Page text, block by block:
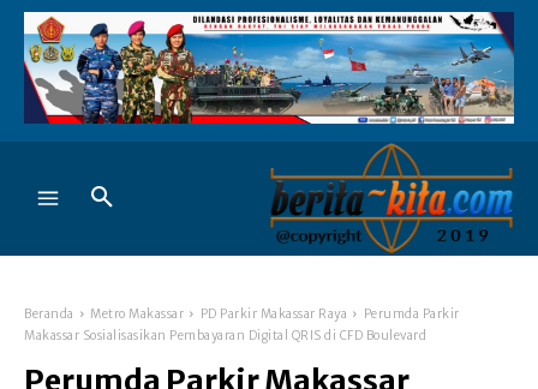
Beranda Metro Makassar PD Parkir Makassar Raya
Perumda Parkir
Makassar Sosialisasikan Pembayaran Digital QRIS di CFD Boulevard
Perumda Parkir Makassar